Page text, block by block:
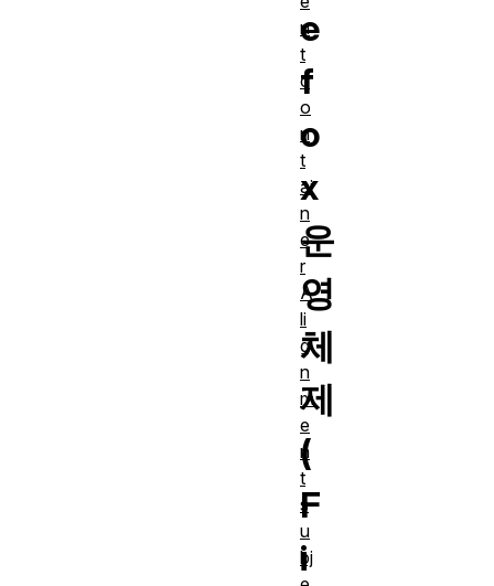
e
f
o
x
운
영
체
제
(
F
i
n
t
c
o
n
t
ai
n
e
r
A
li
g
n
m
e
n
t
s
u
bj